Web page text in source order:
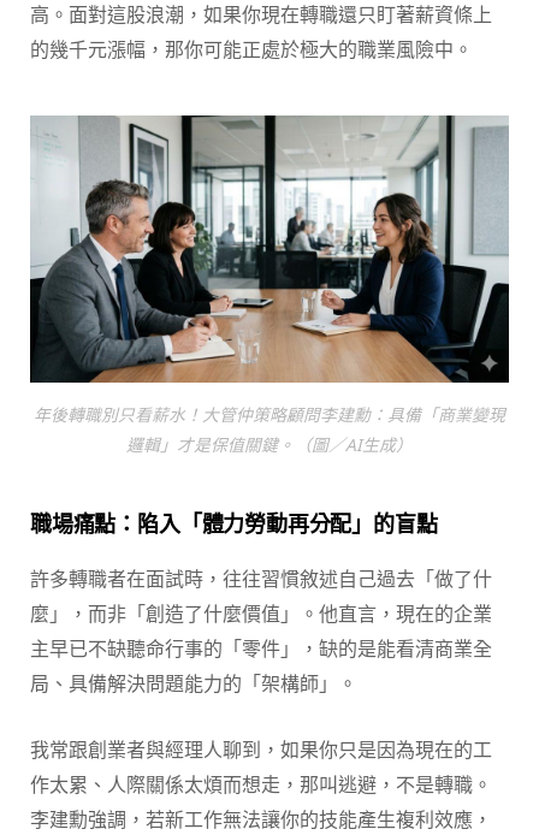
高。面對這股浪潮，如果你現在轉職還只盯著薪資條上
的幾千元漲幅，那你可能正處於極大的職業風險中。
年後轉職別只看薪水！大管仲策略顧問李建勳：具備「商業變現
邏輯」才是保值關鍵。（圖／AI生成）
職場痛點：陷入「體力勞動再分配」的盲點
許多轉職者在面試時，往往習慣敘述自己過去「做了什
麼」，而非「創造了什麼價值」。他直言，現在的企業
主早已不缺聽命行事的「零件」，缺的是能看清商業全
局、具備解決問題能力的「架構師」。
我常跟創業者與經理人聊到，如果你只是因為現在的工
作太累、人際關係太煩而想走，那叫逃避，不是轉職。
李建勳強調，若新工作無法讓你的技能產生複利效應，